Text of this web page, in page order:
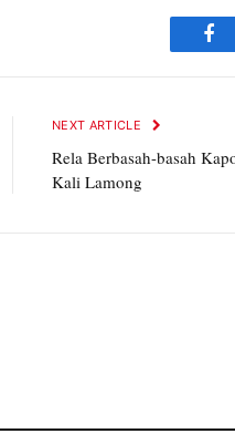
NEXT ARTICLE
Rela Berbasah-basah
Kali Lamong